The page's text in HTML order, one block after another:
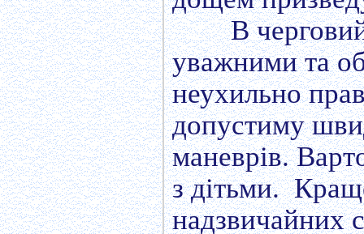
В
уважними та
неухильно
допустиму
маневрів.
з дітьми.
надзвичайних